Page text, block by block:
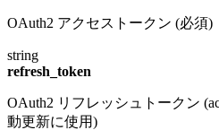
OAuth2 アクセストークン (必須)
string
refresh_token
OAuth2 リフレッシュトークン
動更新に使用)